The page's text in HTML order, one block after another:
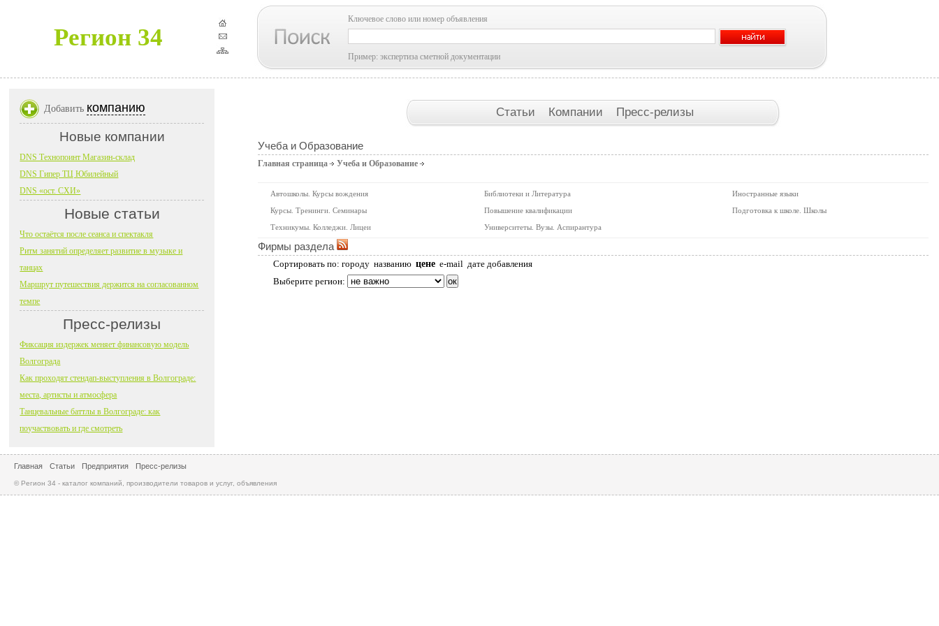
Регион 34
Ключевое слово или номер объявления
Пример: экспертиза сметной документации
Статьи Компании Пресс-релизы
Учеба и Образование
Главная страница Учеба и Образование
Автошколы. Курсы вождения Библиотеки и Литература
Иностранные языки
Курсы. Тренинги. Семинары
Повышение квалификации
Подготовка к школе. Школы
Техникумы. Колледжи. Лицеи
Университеты. Вузы. Аспирантура
Фирмы раздела
Сортировать по: городу названию цене e-mail дате добавления
Выберите регион:
Добавить компанию
Новые компании
DNS Технопоинт Магазин-склад
DNS Гипер ТЦ Юбилейный
DNS «ост. СХИ»
Новые статьи
Что остаётся после сеанса и спектакля
Ритм занятий определяет развитие в музыке и
танцах
Маршрут путешествия держится на согласованном
темпе
Пресс-релизы
Фиксация издержек меняет финансовую модель
Волгограда
Как проходят стендап-выступления в Волгограде:
места, артисты и атмосфера
Танцевальные баттлы в Волгограде: как
поучаствовать и где смотреть
Главная Статьи Предприятия Пресс-релизы
© Регион 34 - каталог компаний, производители товаров и услуг, объявления